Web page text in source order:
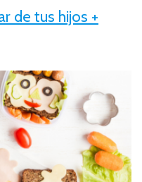
de tus hijos +